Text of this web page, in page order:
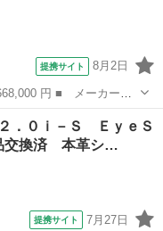
提携サイト 8月2日
グレード名： ２．０
ＥＴＣ 純正メモリナ
．０ｉ－Ｓ ＥｙｅＳ
交換済 本革シ…
提携サイト 7月27日